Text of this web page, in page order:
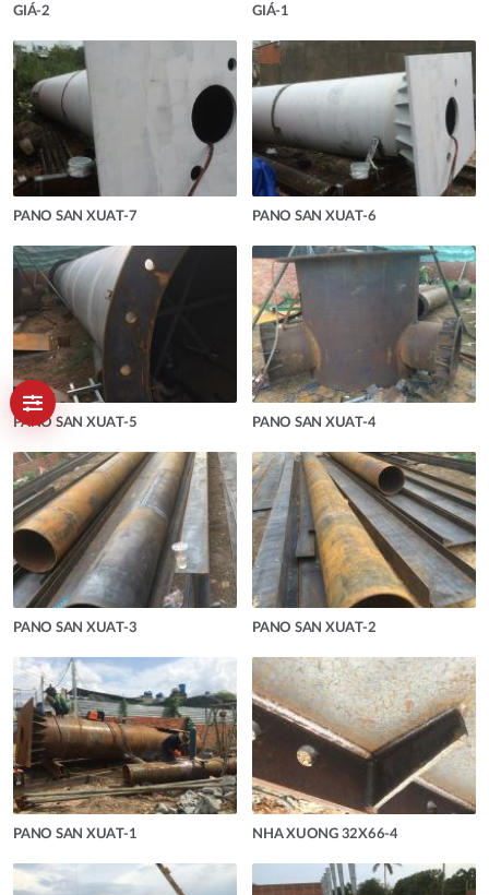
GIÁ-2
GIÁ-1
PANO SAN XUAT-7 PANO SAN XUAT-6
PANO SAN XUAT-5 PANO SAN XUAT-4
PANO SAN XUAT-3 PANO SAN XUAT-2
PANO SAN XUAT-1 NHA XUONG 32X66-4